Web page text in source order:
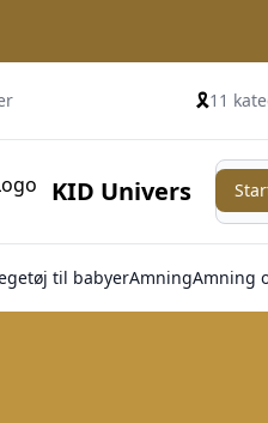
🎗️11
KID Univers
Start
til babyerAmningAmning